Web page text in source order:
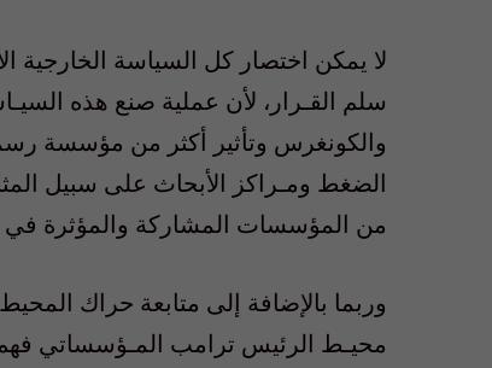
لا يمكن اختصار كل السياسة
سلم القـرار، لأن عملية صنع هذه
والكونغرس وتأثير أكثر من مؤسسة
الضغط ومـراكز الأبحاث على سبيل
من المؤسسات المشاركة والمؤثرة في
وربما بالإضافة إلى متابعة حراك
محيـط الرئيس ترامب المـؤسساتي فهم